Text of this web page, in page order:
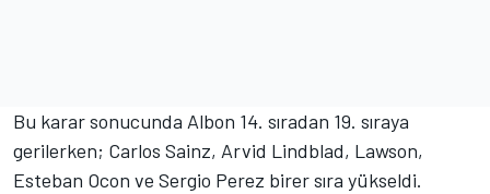
Bu karar sonucunda Albon 14. sıradan 19. sıraya
gerilerken; Carlos Sainz, Arvid Lindblad, Lawson,
Esteban Ocon ve Sergio Perez birer sıra yükseldi.